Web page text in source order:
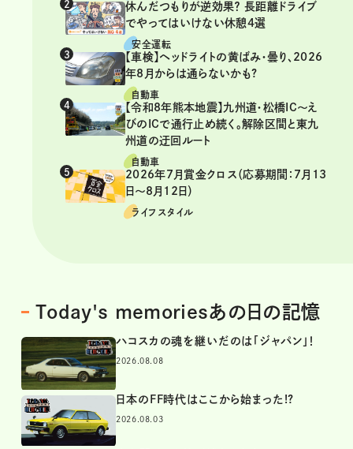
休んだつもりが逆効果？ 長距離ドライブ
でやってはいけない休憩4選
安全運転
【車検】ヘッドライトの黄ばみ・曇り、2026
年8月からは通らないかも?
自動車
【令和8年熊本地震】九州道・松橋IC～え
びのICで通行止め続く。解除区間と東九
州道の迂回ルート
自動車
2026年7月賞金クロス（応募期間：7月13
日～8月12日）
ライフスタイル
Today's memoriesあの日の記憶
ハコスカの魂を継いだのは「ジャパン」！
2026.08.08
日本のFF時代はここから始まった!?
2026.08.03